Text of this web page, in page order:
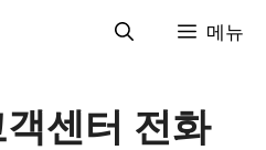
메뉴
센터 전화